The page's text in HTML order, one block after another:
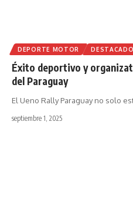
DEPORTE MOTOR DESTACADO
Éxito deportivo y
del Paraguay
El Ueno Rally Paraguay no solo
septiembre 1, 2025